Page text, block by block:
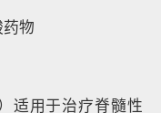
物
适用于治疗脊髓性